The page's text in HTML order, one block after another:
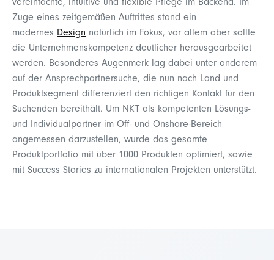
vereinfachte, intuitive und flexible Pflege im Backend. Im
Zuge eines zeitgemäßen Auftrittes stand ein
modernes Design natürlich im Fokus, vor allem aber sollte
die Unternehmenskompetenz deutlicher herausgearbeitet
werden. Besonderes Augenmerk lag dabei unter anderem
auf der Ansprechpartnersuche, die nun nach Land und
Produktsegment differenziert den richtigen Kontakt für den
Suchenden bereithält. Um NKT als kompetenten Lösungs-
und Individualpartner im Off- und Onshore-Bereich
angemessen darzustellen, wurde das gesamte
Produktportfolio mit über 1000 Produkten optimiert, sowie
mit Success Stories zu internationalen Projekten unterstützt.